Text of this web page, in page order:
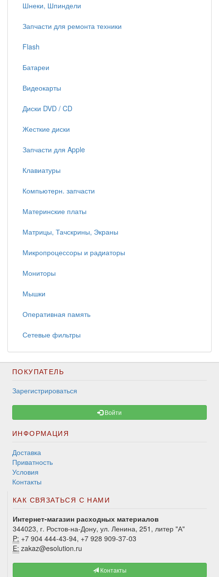
Шнеки, Шпиндели
Запчасти для ремонта техники
Flash
Батареи
Видеокарты
Диски DVD / CD
Жесткие диски
Запчасти для Apple
Клавиатуры
Компьютерн. запчасти
Материнские платы
Матрицы, Тачскрины, Экраны
Микропроцессоры и радиаторы
Мониторы
Мышки
Оперативная память
Сетевые фильтры
ПОКУПАТЕЛЬ
Зарегистрироваться
Войти
ИНФОРМАЦИЯ
Доставка
Приватность
Условия
Контакты
КАК СВЯЗАТЬСЯ С НАМИ
Интернет-магазин расходных материалов
344023, г. Ростов-на-Дону, ул. Ленина, 251, литер "А"
P: +7 904 444-43-94, +7 928 909-37-03
E: zakaz@esolution.ru
Контакты